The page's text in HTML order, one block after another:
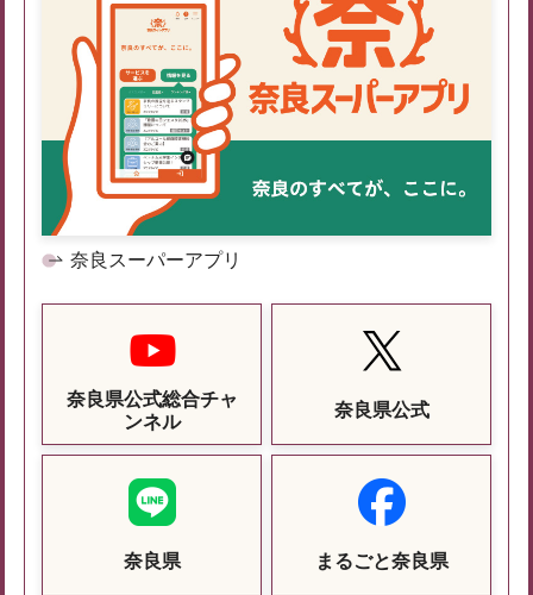
奈良スーパーアプリ
奈良県公式総合チャ
ンネル
奈良県公式
奈良県 まるごと奈良県